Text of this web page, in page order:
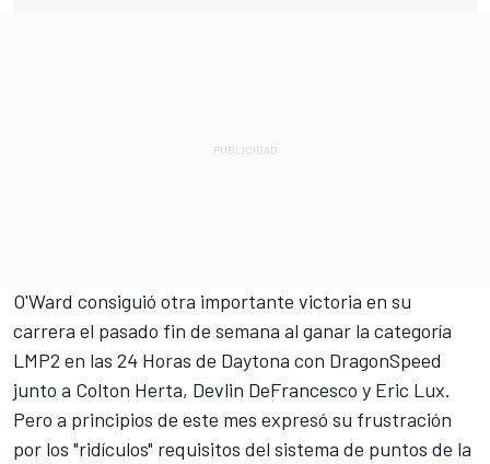
O'Ward consiguió otra importante victoria en su
carrera el pasado fin de semana al ganar la categoría
LMP2 en las 24 Horas de Daytona con DragonSpeed
junto a Colton Herta, Devlin DeFrancesco y Eric Lux.
Pero a principios de este mes expresó su frustración
por los "ridículos" requisitos del sistema de puntos de la